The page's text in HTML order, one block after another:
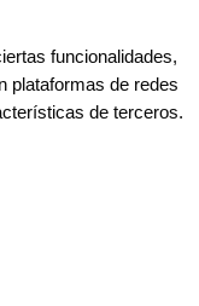
funcionalidades,
plataformas de redes
de terceros.